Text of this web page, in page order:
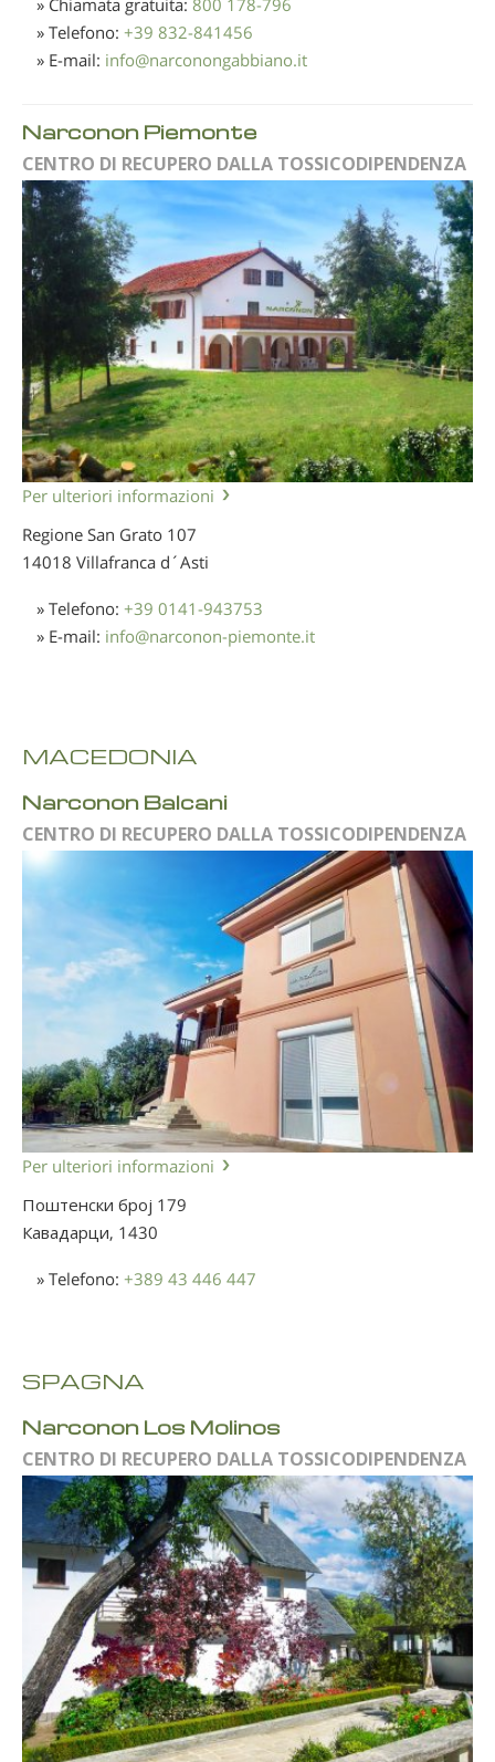
» Chiamata gratuita: 800 178-796
» Telefono: +39 832-841456
» E-mail: info@narconongabbiano.it
Narconon Piemonte
CENTRO DI RECUPERO DALLA TOSSICODIPENDENZA
Per ulteriori informazioni
Regione San Grato 107
14018 Villafranca d´Asti
» Telefono: +39 0141-943753
» E-mail: info@narconon-piemonte.it
MACEDONIA
Narconon Balcani
CENTRO DI RECUPERO DALLA TOSSICODIPENDENZA
Per ulteriori informazioni
Поштенски број 179
Кавадарци, 1430
» Telefono: +389 43 446 447
SPAGNA
Narconon Los Molinos
CENTRO DI RECUPERO DALLA TOSSICODIPENDENZA